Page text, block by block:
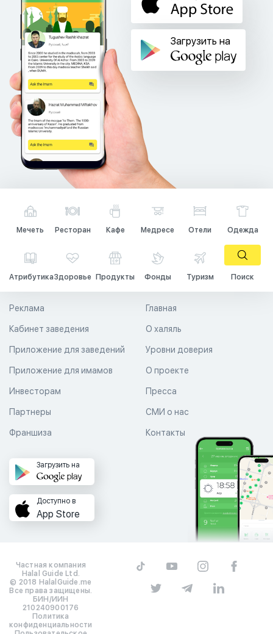
Загрузить на
Мечеть Ресторан Кафе Медресе Отели Одежда
АтрибутикаЗдоровье Продукты Фонды Туризм Поиск
Главная
О халяль
Уровни доверия
Реклама
Кабинет заведения
Приложение для заведений
Приложение для имамов О проекте
Пресса
СМИ о нас
Контакты
Инвесторам
Партнеры
Франшиза
Загрузить на
Доступно в
App Store
Частная компания
Halal Guide Ltd.
© 2018 HalalGuide.me
Все права защищены.
БИН/ИИН
210240900176
Политика
конфиденциальности